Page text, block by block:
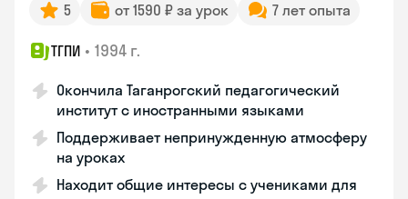
5 от 1590 ₽ за урок 7 лет опыта
ТГПИ • 1994 г.
Окончила Таганрогский педагогический
институт с иностранными языками
Поддерживает непринужденную атмосферу
на уроках
Находит общие интересы с учениками для